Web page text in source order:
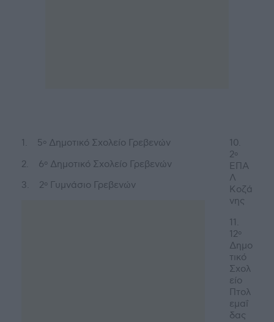
1. 5ο Δημοτικό Σχολείο Γρεβενών
2. 6ο Δημοτικό Σχολείο Γρεβενών
3. 2ο Γυμνάσιο Γρεβενών
10.
2ο
ΕΠΑ
Λ
Κοζά
νης
11.
12ο
Δημο
τικό
Σχολ
είο
Πτολ
εμαΐ
δας